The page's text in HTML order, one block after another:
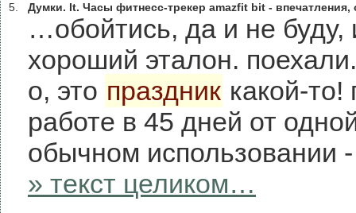
5. Думки. It. Часы фитнесс-трекер amazfit bit - впечатления,
…обойтись, да и не
хороший эталон.
о, это праздник какой-то!
работе в 45 дней от
обычном использовании
» текст целиком…